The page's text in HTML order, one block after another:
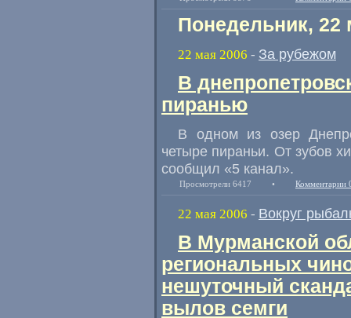
Понедельник, 22
22 мая 2006 - За рубежом
В
пиранью
В одном из озер
четыре пираньи. От зубов
сообщил «5 канал».
Просмотрели 6417 • Комментарии
22 мая 2006 - Вокруг
В Мурманской
региональных
нешуточный
вылов семги